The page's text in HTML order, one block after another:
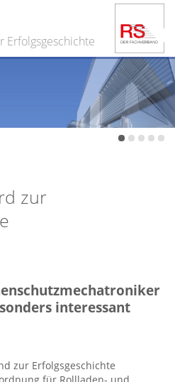
Erfolgsgeschichte
zur
interessant
zur Erfolgsgeschichte